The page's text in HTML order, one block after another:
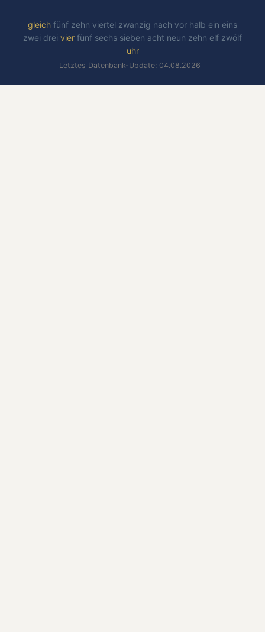
gleich fünf zehn viertel zwanzig nach vor halb ein eins
zwei drei vier fünf sechs sieben acht neun zehn elf zwölf
uhr
Letztes Datenbank-Update: 04.08.2026